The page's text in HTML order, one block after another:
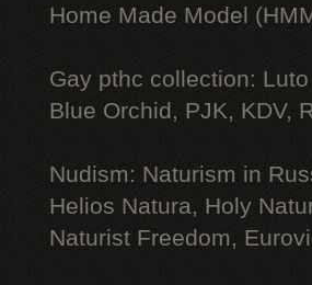
Home Made Model
Gay рthс collection: Luto
Blue Orchid, PJK, KDV,
Nudism: Naturism in
Helios Natura, Holy
Naturist Freedom,